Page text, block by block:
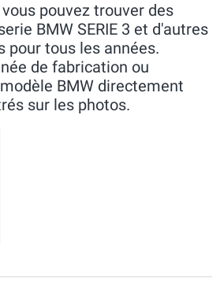
pouvez trouver des
BMW SERIE 3 et d'autres
pour tous les années.
de fabrication ou
BMW directement
sur les photos.